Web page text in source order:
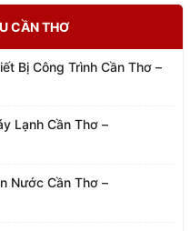
CẦN THƠ
Bị Công Trình Cần Thơ –
Lạnh Cần Thơ –
Nước Cần Thơ –